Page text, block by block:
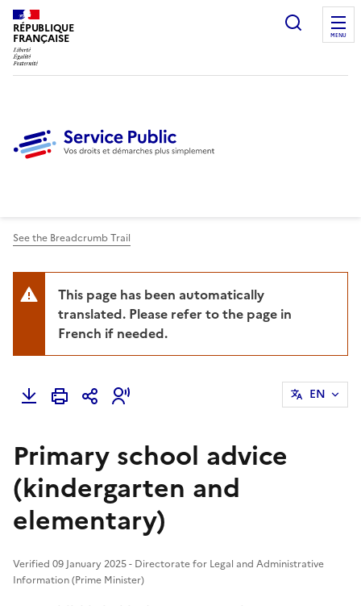
RÉPUBLIQUE
FRANÇAISE
Ouvrir
MENU
See the Breadcrumb Trail
This page has been automatically
translated. Please refer to the page in
French if needed.
EN
Primary school advice
(kindergarten and
elementary)
Verified 09 January 2025 - Directorate for Legal and Administrative
Information (Prime Minister)